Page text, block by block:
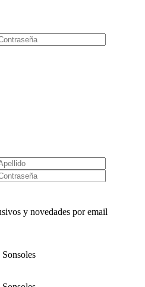
y novedades por email